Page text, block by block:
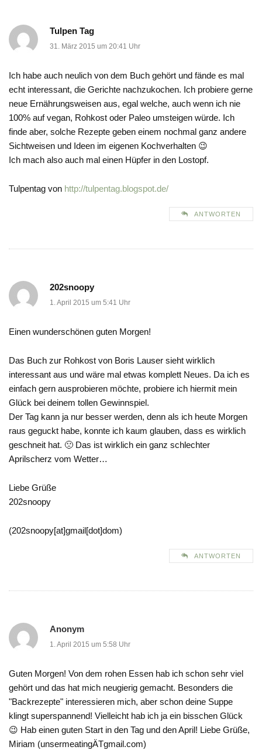
Tulpen Tag
31. März 2015 um 20:41 Uhr
Ich habe auch neulich von dem Buch gehört und fände es mal
echt interessant, die Gerichte nachzukochen. Ich probiere gerne
neue Ernährungsweisen aus, egal welche, auch wenn ich nie
100% auf vegan, Rohkost oder Paleo umsteigen würde. Ich
finde aber, solche Rezepte geben einem nochmal ganz andere
Sichtweisen und Ideen im eigenen Kochverhalten 😉
Ich mach also auch mal einen Hüpfer in den Lostopf.
Tulpentag von http://tulpentag.blogspot.de/
ANTWORTEN
202snoopy
1. April 2015 um 5:41 Uhr
Einen wunderschönen guten Morgen!
Das Buch zur Rohkost von Boris Lauser sieht wirklich
interessant aus und wäre mal etwas komplett Neues. Da ich es
einfach gern ausprobieren möchte, probiere ich hiermit mein
Glück bei deinem tollen Gewinnspiel.
Der Tag kann ja nur besser werden, denn als ich heute Morgen
raus geguckt habe, konnte ich kaum glauben, dass es wirklich
geschneit hat. 🙁 Das ist wirklich ein ganz schlechter
Aprilscherz vom Wetter…
Liebe Grüße
202snoopy
(202snoopy[at]gmail[dot]dom)
ANTWORTEN
Anonym
1. April 2015 um 5:58 Uhr
Guten Morgen! Von dem rohen Essen hab ich schon sehr viel
gehört und das hat mich neugierig gemacht. Besonders die
"Backrezepte" interessieren mich, aber schon deine Suppe
klingt superspannend! Vielleicht hab ich ja ein bisschen Glück
😉 Hab einen guten Start in den Tag und den April! Liebe Grüße,
Miriam (unsermeatingÄTgmail.com)